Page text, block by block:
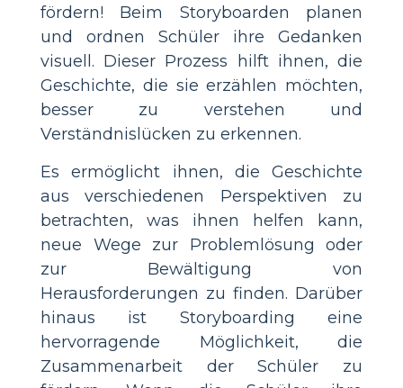
fördern! Beim Storyboarden planen
und ordnen Schüler ihre Gedanken
visuell. Dieser Prozess hilft ihnen, die
Geschichte, die sie erzählen möchten,
besser zu verstehen und
Verständnislücken zu erkennen.
Es ermöglicht ihnen, die Geschichte
aus verschiedenen Perspektiven zu
betrachten, was ihnen helfen kann,
neue Wege zur Problemlösung oder
zur Bewältigung von
Herausforderungen zu finden. Darüber
hinaus ist Storyboarding eine
hervorragende Möglichkeit, die
Zusammenarbeit der Schüler zu